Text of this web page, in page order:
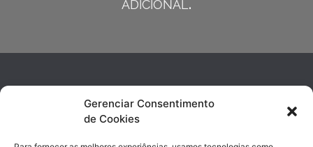
Gerenciar Consentimento
de Cookies
ADICIONAL .